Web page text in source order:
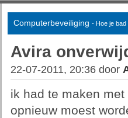
Computerbeveiliging - Hoe je bad
Avira
22-07-2011, 20:36 door
ik had te maken
opnieuw moest